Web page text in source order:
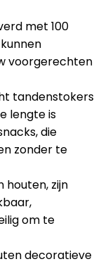
met 100
voorgerechten
tandenstokers
lengte is
die
zonder te
houten, zijn
om te
decoratieve